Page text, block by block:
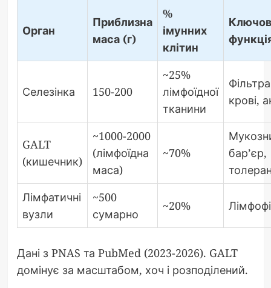
Орган
Приблизна
маса (г)
%
імунних
клітин
Селезінка 150-200
~25%
лімфоїдної
тканини
крові,
GALT
(кишечник)
~1000-2000
(лімфоїдна
маса)
~70%
бар’єр,
Лімфатичні
вузли
~500
сумарно
~20%
Дані з PNAS та PubMed (2023-2026). GALT
домінує за масштабом, хоч і розподілений.